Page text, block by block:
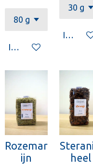
In winkelwagen
In
Rozemar
ijn
heel